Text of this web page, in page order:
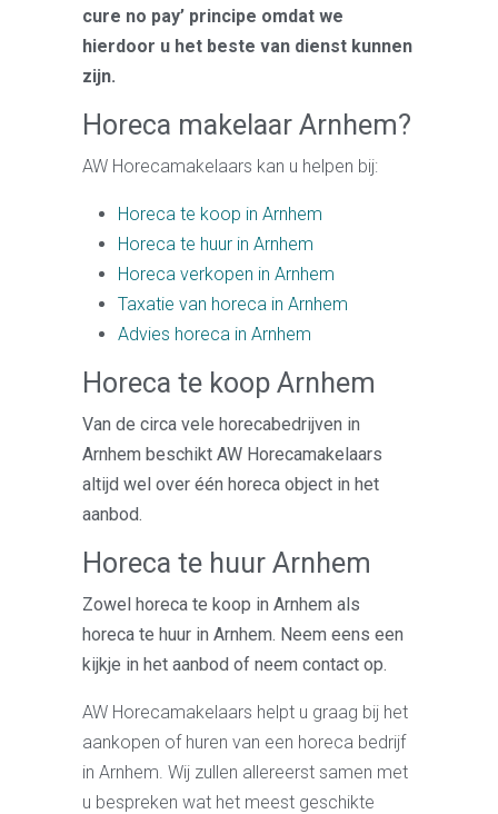
cure no pay’ principe omdat we
hierdoor u het beste van dienst kunnen
zijn.
Horeca makelaar Arnhem?
AW Horecamakelaars kan u helpen bij:
Horeca te koop in Arnhem
Horeca te huur in Arnhem
Horeca verkopen in Arnhem
Taxatie van horeca in Arnhem
Advies horeca in Arnhem
Horeca te koop Arnhem
Van de circa vele horecabedrijven in
Arnhem beschikt AW Horecamakelaars
altijd wel over één horeca object in het
aanbod.
Horeca te huur Arnhem
Zowel horeca te koop in Arnhem als
horeca te huur in Arnhem. Neem eens een
kijkje in het aanbod of neem contact op.
AW Horecamakelaars helpt u graag bij het
aankopen of huren van een horeca bedrijf
in Arnhem. Wij zullen allereerst samen met
u bespreken wat het meest geschikte